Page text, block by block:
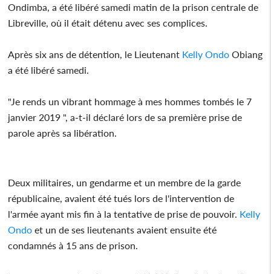
Ondimba, a été libéré samedi matin de la prison centrale de
Libreville, où il était détenu avec ses complices.
Après six ans de détention, le Lieutenant Kelly Ondo Obiang
a été libéré samedi.
"Je rends un vibrant hommage à mes hommes tombés le 7
janvier 2019 ", a-t-il déclaré lors de sa première prise de
parole après sa libération.
Deux militaires, un gendarme et un membre de la garde
républicaine, avaient été tués lors de l'intervention de
l'armée ayant mis fin à la tentative de prise de pouvoir. Kelly
Ondo et un de ses lieutenants avaient ensuite été
condamnés à 15 ans de prison.